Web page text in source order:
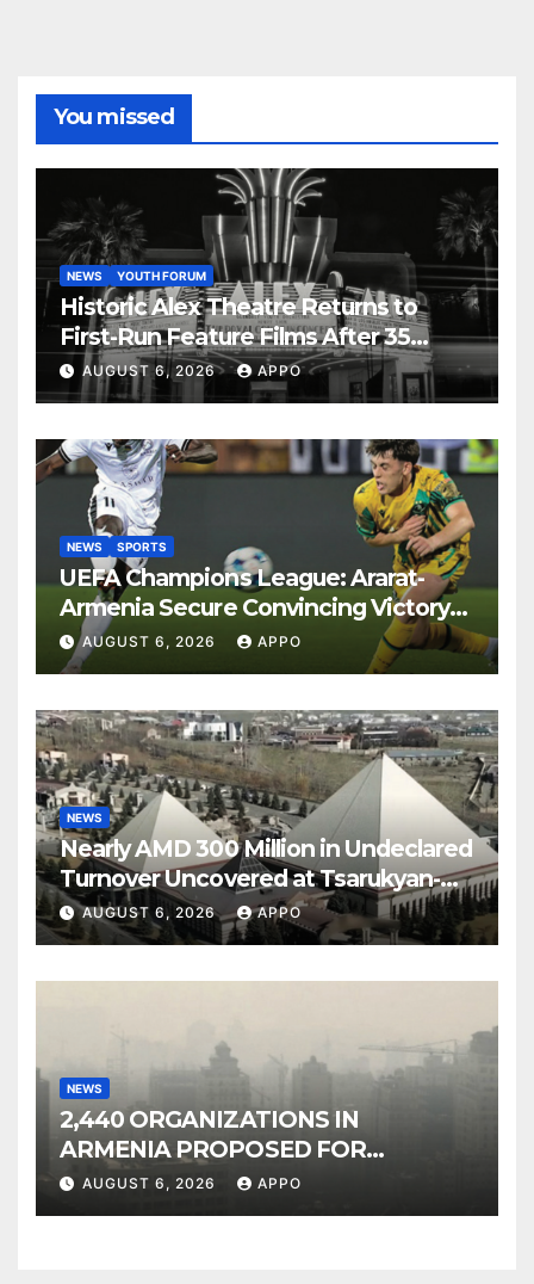
You missed
NEWS YOUTH FORUM
Historic Alex Theatre Returns to
First-Run Feature Films After 35
Years
AUGUST 6, 2026 APPO
NEWS SPORTS
UEFA Champions League: Ararat-
Armenia Secure Convincing Victory
Over Shamrock Rovers 2-0
AUGUST 6, 2026 APPO
NEWS
Nearly AMD 300 Million in Undeclared
Turnover Uncovered at Tsarukyan-
Owned Entertainment Center
AUGUST 6, 2026 APPO
NEWS
2,440 ORGANIZATIONS IN
ARMENIA PROPOSED FOR
INCLUSION IN LIST OF AIR
POLLUTERS
AUGUST 6, 2026 APPO